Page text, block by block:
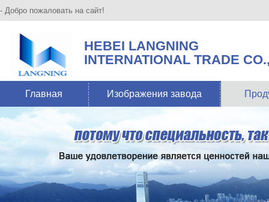
- Добро пожаловать на сайт!
HEBEI LANGNING
INTERNATIONAL TRADE
Главная Изображения завода